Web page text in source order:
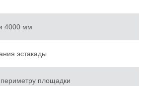
4000 мм
эстакады
площадки